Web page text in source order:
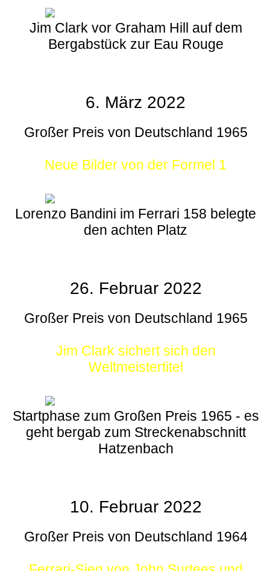
Jim Clark vor Graham Hill auf dem
Bergabstück zur Eau Rouge
6. März 2022
Großer Preis von Deutschland 1965
Neue Bilder von der Formel 1
Lorenzo Bandini im Ferrari 158 belegte
den achten Platz
26. Februar 2022
Großer Preis von Deutschland 1965
Jim Clark sichert sich den
Weltmeistertitel
Startphase zum Großen Preis 1965 - es
geht bergab zum Streckenabschnitt
Hatzenbach
10. Februar 2022
Großer Preis von Deutschland 1964